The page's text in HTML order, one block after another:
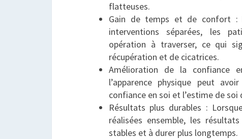
flatteuses.
Gain de temps et de confort :
interventions séparées, les
opération à traverser, ce qui
récupération et de cicatrices.
Amélioration de la confiance
l’apparence physique peut
confiance en soi et l’estime de soi
Résultats plus durables :
réalisées ensemble, les
stables et à durer plus longtemps.